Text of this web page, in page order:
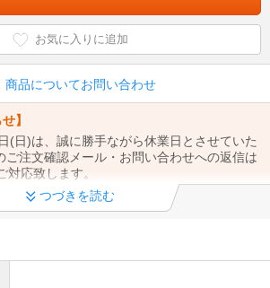
お気に入りに追加
商品についてお問い合わせ
】
(日)は、誠に勝手ながら休業日とさせていた
ご注文確認メール・お問い合わせへの返信は
応致します。
てご検討をお願いいたします。
配送について
つづきを読む